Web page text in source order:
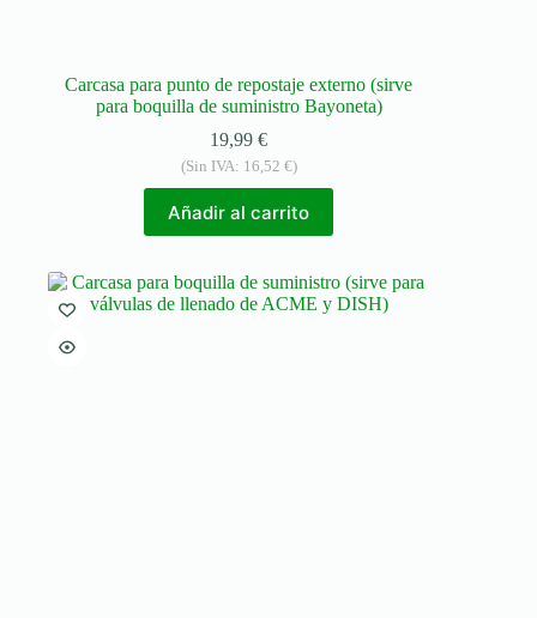
Carcasa para punto de repostaje externo (sirve
para boquilla de suministro Bayoneta)
19,99€
(Sin IVA: 16,52 €)
Añadir al carrito